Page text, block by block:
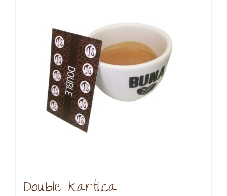
Double kartica